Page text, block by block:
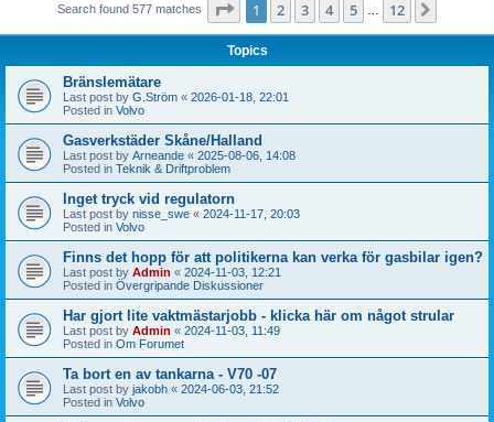
Search found 577 matches Page 1of 12
1 2 3 4 5 12
Topics
Bränslemätare
Last post by G.Ström « 2026-01-18, 22:01
Posted in Volvo
Gasverkstäder Skåne/Halland
Last post by Arneande « 2025-08-06, 14:08
Posted in Teknik & Driftproblem
Inget tryck vid regulatorn
Last post by nisse_swe « 2024-11-17, 20:03
Posted in Volvo
Finns det hopp för att politikerna kan verka för gasbilar igen?
Last post by Admin « 2024-11-03, 12:21
Posted in Övergripande Diskussioner
Har gjort lite vaktmästarjobb - klicka här om något strular
Last post by Admin « 2024-11-03, 11:49
Posted in Om Forumet
Ta bort en av tankarna - V70 -07
Last post by jakobh « 2024-06-03, 21:52
Posted in Volvo